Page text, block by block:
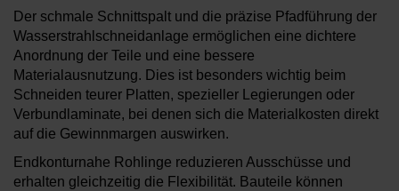
Der schmale Schnittspalt und die präzise Pfadführung der
Wasserstrahlschneidanlage ermöglichen eine dichtere
Anordnung der Teile und eine bessere
Materialausnutzung. Dies ist besonders wichtig beim
Schneiden teurer Platten, spezieller Legierungen oder
Verbundlaminate, bei denen sich die Materialkosten direkt
auf die Gewinnmargen auswirken.
Endkonturnahe Rohlinge reduzieren Ausschüsse und
erhalten gleichzeitig die Flexibilität. Bauteile können